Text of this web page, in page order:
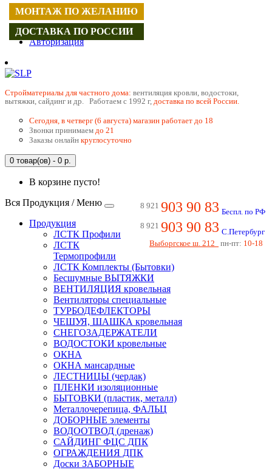
Регистрация
Авторизация
Cтройматериалы для частного дома: вентиляция кровли, водостоки,
вытяжки, сайдинг и др. Работаем с 1992 г, доставка по всей России.
Сегодня, в четверг (6 августа) магазин работает до 18
Звонки принимаем до 21
Заказы онлайн круглосуточно
0 товар(ов) - 0 р.
В корзине пусто!
8 921 903 90 83 Беспл. по РФ
8 921 903 90 83 С.Петербург
Выборгское ш. 212
пн-пт: 10-18
Вся Продукция / Меню
Продукция
ЛСТК Профили
ЛСТК
Термопрофили
ЛСТК Комплекты (Бытовки)
Бесшумные ВЫТЯЖКИ
ВЕНТИЛЯЦИЯ кровельная
Вентиляторы специальные
ТУРБОДЕФЛЕКТОРЫ
ЧЕШУЯ, ШАШКА кровельная
СНЕГОЗАДЕРЖАТЕЛИ
ВОДОСТОКИ кровельные
ОКНА
ОКНА мансардные
ЛЕСТНИЦЫ (чердак)
ПЛЕНКИ изоляционные
БЫТОВКИ (пластик, металл)
Металлочерепица, ФАЛЬЦ
ДОБОРНЫЕ элементы
ВОДООТВОД (дренаж)
САЙДИНГ ФЦС ДПК
ОГРАЖДЕНИЯ ДПК
Доски ЗАБОРНЫЕ
МОНТАЖ ПО ЖЕЛАНИЮ
ДОСТАВКА ПО РОССИИ